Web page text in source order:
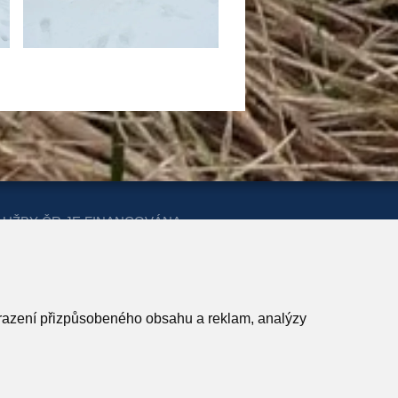
přizpůsobeného obsahu a reklam, analýzy
ČR JE FINANCOVÁNA